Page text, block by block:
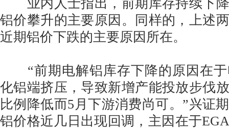
业内人士指出，前期库存持续下降
铝价攀升的主要原因。同样的，上述
近期铝价下跌的主要原因所在。
“前期电解铝库存下降的原因在于
化铝端挤压，导致新增产能投放步伐
比例降低而5月下游消费尚可。”兴证
铝价格近几日出现回调，主因在于